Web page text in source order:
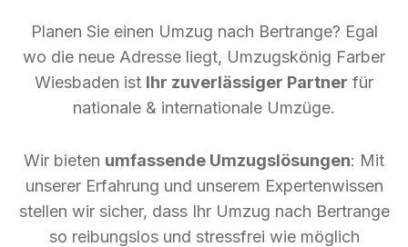
Planen Sie einen Umzug nach Bertrange? Egal
wo die neue Adresse liegt, Umzugskönig Farber
Wiesbaden ist Ihr zuverlässiger Partner für
nationale & internationale Umzüge.
Wir bieten umfassende Umzugslösungen: Mit
unserer Erfahrung und unserem Expertenwissen
stellen wir sicher, dass Ihr Umzug nach Bertrange
so reibungslos und stressfrei wie möglich